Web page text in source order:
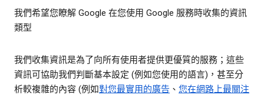
我們希望您瞭解 Google 在您使用 Google 服務時收集的資訊
類型
我們收集資訊是為了向所有使用者提供更優質的服務；這些
資訊可協助我們判斷基本設定 (例如您使用的語言)，甚至分
析較複雜的內容 (例如對您最實用的廣告 、 您在網路上最關注